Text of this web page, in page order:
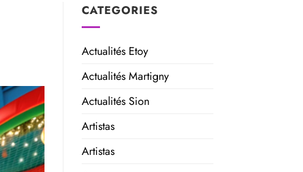
CATEGORIES
Actualités Etoy
Actualités Martigny
Actualités Sion
Artistas
Artistas